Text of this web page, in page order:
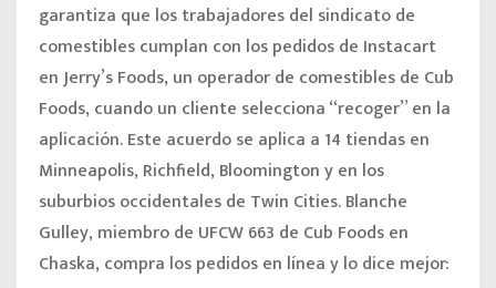
garantiza que los trabajadores del sindicato de
comestibles cumplan con los pedidos de Instacart
en Jerry’s Foods, un operador de comestibles de Cub
Foods, cuando un cliente selecciona “recoger” en la
aplicación. Este acuerdo se aplica a 14 tiendas en
Minneapolis, Richfield, Bloomington y en los
suburbios occidentales de Twin Cities.Blanche
Gulley, miembro de UFCW 663 de Cub Foods en
Chaska, compra los pedidos en línea y lo dice mejor: